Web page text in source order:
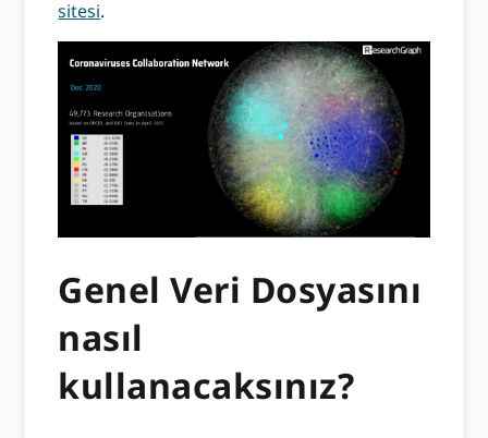
sitesi.
Genel Veri Dosyasını
nasıl
kullanacaksınız?